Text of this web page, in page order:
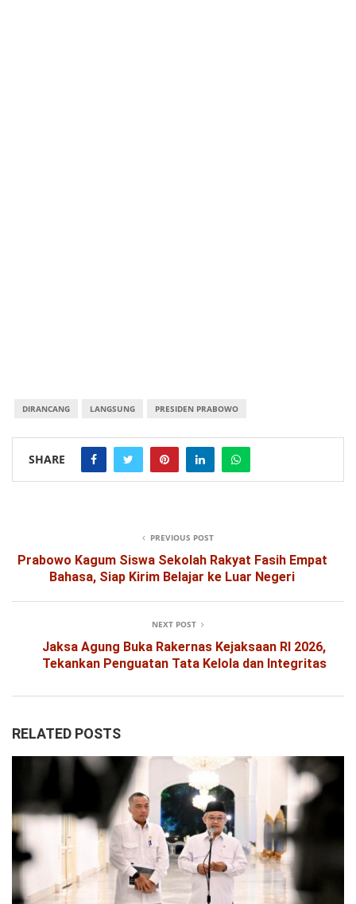
DIRANCANG LANGSUNG PRESIDEN PRABOWO
SHARE
PREVIOUS POST
Prabowo Kagum Siswa Sekolah Rakyat Fasih Empat
Bahasa, Siap Kirim Belajar ke Luar Negeri
NEXT POST
Jaksa Agung Buka Rakernas Kejaksaan RI 2026,
Tekankan Penguatan Tata Kelola dan Integritas
RELATED POSTS